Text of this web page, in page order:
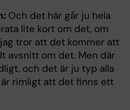
Och det här går ju hela
lite kort om det, om
tror att det kommer att
avsnitt om det. Men där
och det är ju typ alla
rimligt att det finns ett